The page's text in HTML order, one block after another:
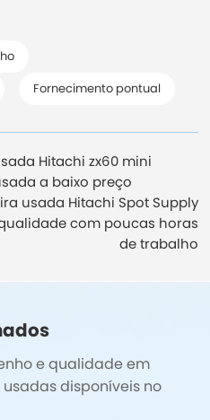
Fornecimento pontual
Hitachi zx60 mini
a baixo preço
usada Hitachi Spot Supply
com poucas horas
de trabalho
e qualidade em
disponíveis no